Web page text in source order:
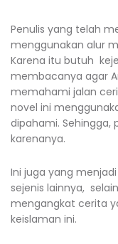
Penulis yang telah
menggunakan alur
Karena itu butuh
membacanya agar
memahami jalan
novel ini
dipahami. Sehingga,
karenanya.
Ini juga yang
sejenis lainnya,
mengangkat cerita
keislaman ini.